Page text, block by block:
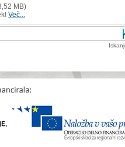
MB)
Več...